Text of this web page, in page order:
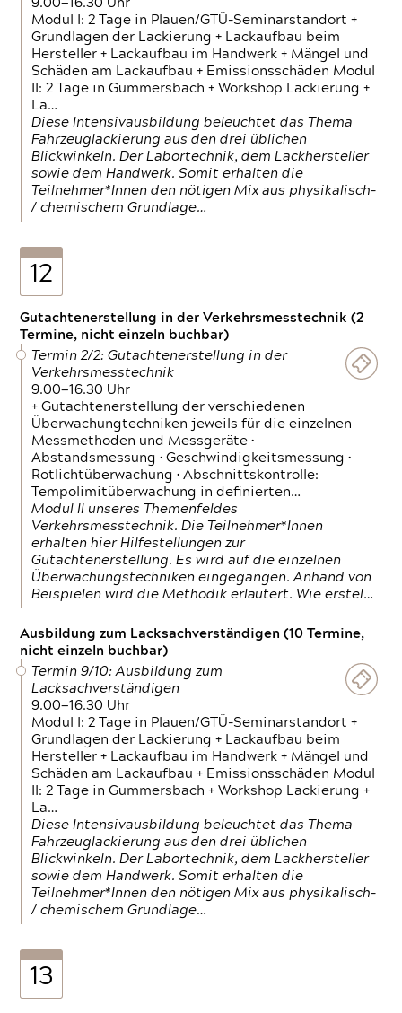
9.00—16.30 Uhr
Modul I: 2 Tage in Plauen/GTÜ-Seminarstandort +
Grundlagen der Lackierung + Lackaufbau beim
Hersteller + Lackaufbau im Handwerk + Mängel und
Schäden am Lackaufbau + Emissionsschäden Modul
II: 2 Tage in Gummersbach + Workshop Lackierung +
La…
Diese Intensivausbildung beleuchtet das Thema
Fahrzeuglackierung aus den drei üblichen
Blickwinkeln. Der Labortechnik, dem Lackhersteller
sowie dem Handwerk. Somit erhalten die
Teilnehmer*Innen den nötigen Mix aus physikalisch-
/ chemischem Grundlage…
12
Gutachtenerstellung in der Verkehrsmesstechnik (2
Termine, nicht einzeln buchbar)
Termin 2/2: Gutachtenerstellung in der
Verkehrsmesstechnik
9.00—16.30 Uhr
+ Gutachtenerstellung der verschiedenen
Überwachungtechniken jeweils für die einzelnen
Messmethoden und Messgeräte •
Abstandsmessung • Geschwindigkeitsmessung •
Rotlichtüberwachung • Abschnittskontrolle:
Tempolimitüberwachung in definierten…
Modul II unseres Themenfeldes
Verkehrsmesstechnik. Die Teilnehmer*Innen
erhalten hier Hilfestellungen zur
Gutachtenerstellung. Es wird auf die einzelnen
Überwachungstechniken eingegangen. Anhand von
Beispielen wird die Methodik erläutert. Wie erstel…
Ausbildung zum Lacksachverständigen (10 Termine,
nicht einzeln buchbar)
Termin 9/10: Ausbildung zum
Lacksachverständigen
9.00—16.30 Uhr
Modul I: 2 Tage in Plauen/GTÜ-Seminarstandort +
Grundlagen der Lackierung + Lackaufbau beim
Hersteller + Lackaufbau im Handwerk + Mängel und
Schäden am Lackaufbau + Emissionsschäden Modul
II: 2 Tage in Gummersbach + Workshop Lackierung +
La…
Diese Intensivausbildung beleuchtet das Thema
Fahrzeuglackierung aus den drei üblichen
Blickwinkeln. Der Labortechnik, dem Lackhersteller
sowie dem Handwerk. Somit erhalten die
Teilnehmer*Innen den nötigen Mix aus physikalisch-
/ chemischem Grundlage…
13